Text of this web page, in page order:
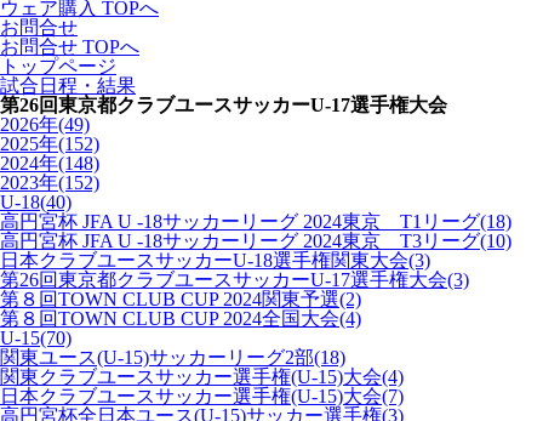
ウェア購入 TOPへ
お問合せ
お問合せ TOPへ
トップページ
試合日程・結果
第26回東京都クラブユースサッカーU-17選手権大会
2026年(49)
2025年(152)
2024年(148)
2023年(152)
U-18(40)
高円宮杯 JFA U -18サッカーリーグ 2024東京 T1リーグ(18)
高円宮杯 JFA U -18サッカーリーグ 2024東京 T3リーグ(10)
日本クラブユースサッカーU-18選手権関東大会(3)
第26回東京都クラブユースサッカーU-17選手権大会(3)
第８回TOWN CLUB CUP 2024関東予選(2)
第８回TOWN CLUB CUP 2024全国大会(4)
U-15(70)
関東ユース(U-15)サッカーリーグ2部(18)
関東クラブユースサッカー選手権(U-15)大会(4)
日本クラブユースサッカー選手権(U-15)大会(7)
高円宮杯全日本ユース(U-15)サッカー選手権(3)